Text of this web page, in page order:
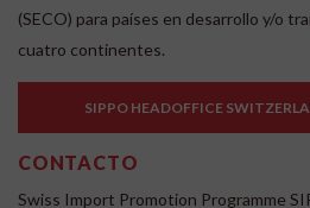
(SECO) para países en desarrollo y/o
cuatro continentes.
SIPPO HEADOFFICE
CONTACTO
Swiss Import Promotion Programme